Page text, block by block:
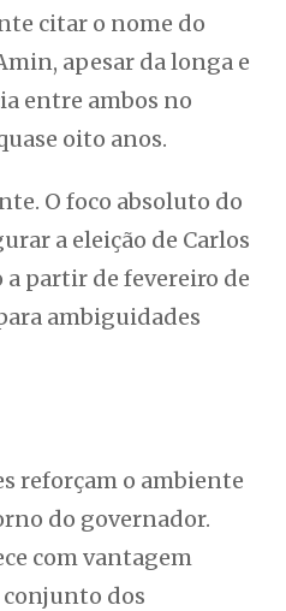
citar o nome do
apesar da longa e
entre ambos no
oito anos.
O foco absoluto do
a eleição de Carlos
a partir de fevereiro de
ambiguidades
reforçam o ambiente
do governador.
com vantagem
conjunto dos